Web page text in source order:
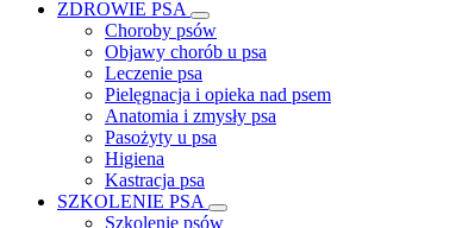
ZDROWIE PSA
Choroby psów
Objawy chorób u psa
Leczenie psa
Pielęgnacja i opieka nad psem
Anatomia i zmysły psa
Pasożyty u psa
Higiena
Kastracja psa
SZKOLENIE PSA
Szkolenie psów